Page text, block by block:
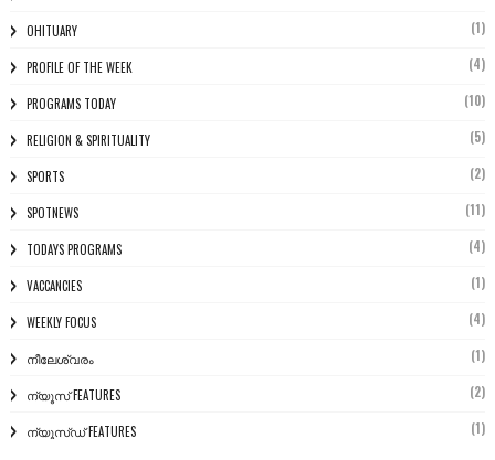
OHITUARY (1)
PROFILE OF THE WEEK (4)
PROGRAMS TODAY (10)
RELIGION & SPIRITUALITY (5)
SPORTS (2)
SPOTNEWS (11)
TODAYS PROGRAMS (4)
VACCANCIES (1)
WEEKLY FOCUS (4)
നീലേശ്വരം (1)
ന്യൂസ് FEATURES (2)
ന്യൂസ്ഡ് FEATURES (1)